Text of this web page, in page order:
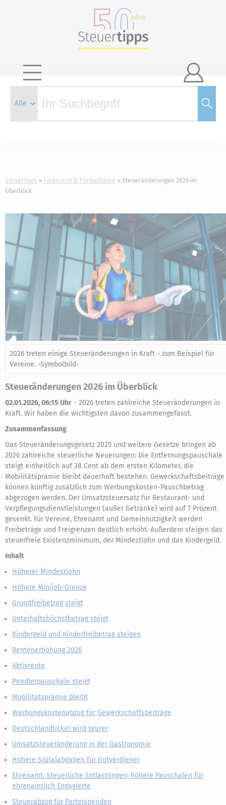

Steuertipps Finanzamt & Formalitäten
Steueränderungen 2026 im
Überblick
2026 treten einige Steueränderungen in Kraft - zum Beispiel für
Vereine. -Symbolbild-
Steueränderungen 2026 im Überblick
02.01.2026, 06:15 Uhr - 2026 treten zahlreiche Steueränderungen in
Kraft. Wir haben die wichtigsten davon zusammengefasst.
Zusammenfassung
Das Steueränderungsgesetz 2025 und weitere Gesetze bringen ab
2026 zahlreiche steuerliche Neuerungen: Die Entfernungspauschale
steigt einheitlich auf 38 Cent ab dem ersten Kilometer, die
Mobilitätsprämie bleibt dauerhaft bestehen. Gewerkschaftsbeiträge
können künftig zusätzlich zum Werbungskosten-Pauschbetrag
abgezogen werden. Der Umsatzsteuersatz für Restaurant- und
Verpflegungsdienstleistungen (außer Getränke) wird auf 7 Prozent
gesenkt. Für Vereine, Ehrenamt und Gemeinnützigkeit werden
Freibeträge und Freigrenzen deutlich erhöht. Außerdem steigen das
steuerfreie Existenzminimum, der Mindestlohn und das Kindergeld.
Inhalt
Höherer Mindestlohn
Höhere Minijob-Grenze
Grundfreibetrag steigt
Unterhaltshöchstbetrag steigt
Kindergeld und Kinderfreibetrag steigen
Rentenerhöhung 2026
Aktivrente
Pendlerpauschale steigt
Mobilitätsprämie bleibt
Werbungskostenabzug für Gewerkschaftsbeiträge
Deutschlandticket wird teurer
Umsatzsteueränderung in der Gastronomie
Höhere Sozialabgaben für Gutverdiener
Ehrenamt: Steuerliche Entlastungen; höhere Pauschalen für
ehrenamtlich Engagierte
Steuerabzug für Parteispenden